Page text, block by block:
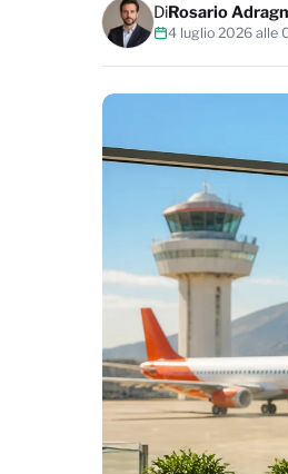
DiRosario
4 luglio 2026 alle